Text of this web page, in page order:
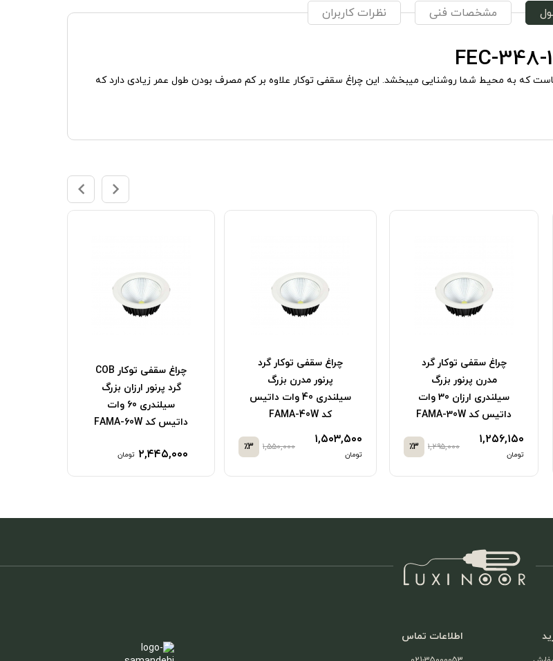
مشخصات فنی نظرات کاربران
که به محیط شما روشنایی میبخشد. این چراغ سقفی توکار علاوه بر کم مصرف بودن طول عمر زیادی دارد که
چراغ سقفی توکار گرد
پرنور مدرن بزرگ
سیلندری 40 وات داتیس
کد FAMA-40W
۱,۵۰۳,۵۰۰
تومان
۱,۵۵۰,۰۰۰ ٪3
چراغ سقفی توکار COB
گرد پرنور ارزان بزرگ
۲,۴۴۵,۰۰۰
پرنور مدرن فلزی بزرگ
سیلندری نمایشگاهی
YT50
تومان
اطلاعات تماس